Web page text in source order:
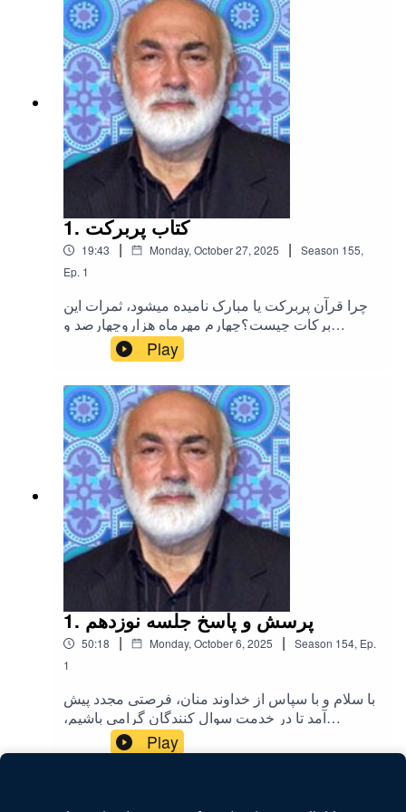
با آیات قرآن است؟- بعضی شبهات ایرادات نحوی را
در قرآن مطرح میکنند آیا این مساله به نوعی تایید
کننده این نیست که قرآن تحریف شده؟- آیا روایت
های مختلف (چهارده روایت) از قرآن مانند حفص از
عاصم و هشام از ابن عامر و ... یا روایاتی که به ائمه
معصومین نسبت میدهند در مورد قرآنی که تنها
دردست آنهاست تایید کننده این نیست که قرآن تحریف
شده است؟ بیست و هفتم آبانماه هزار و چهارصد و
1. کتاب پربرکت
19:43 | Monday, October 27, 2025 | Season 155,
Ep. 1
چرا قرآن پربرکت یا مبارک نامیده میشود، ثمرات این
برکات چیست؟چهارم مهرماه هزاروچهارصد و
Play
1. پرسش و پاسخ جلسه نوزدهم
50:18 | Monday, October 6, 2025 | Season 154, Ep.
1
با سلام و با سپاس از خداوند منان، فرصتی مجدد پیش
آمد تا در خدمت سوال کنندگان گرامی باشیم،
امیدوارم خداوند توفیق عنایت بفرماید که این راه ادامه
یابد. سوالات مطرح شده عبارتند از:- انتقاد به عقاید
Play